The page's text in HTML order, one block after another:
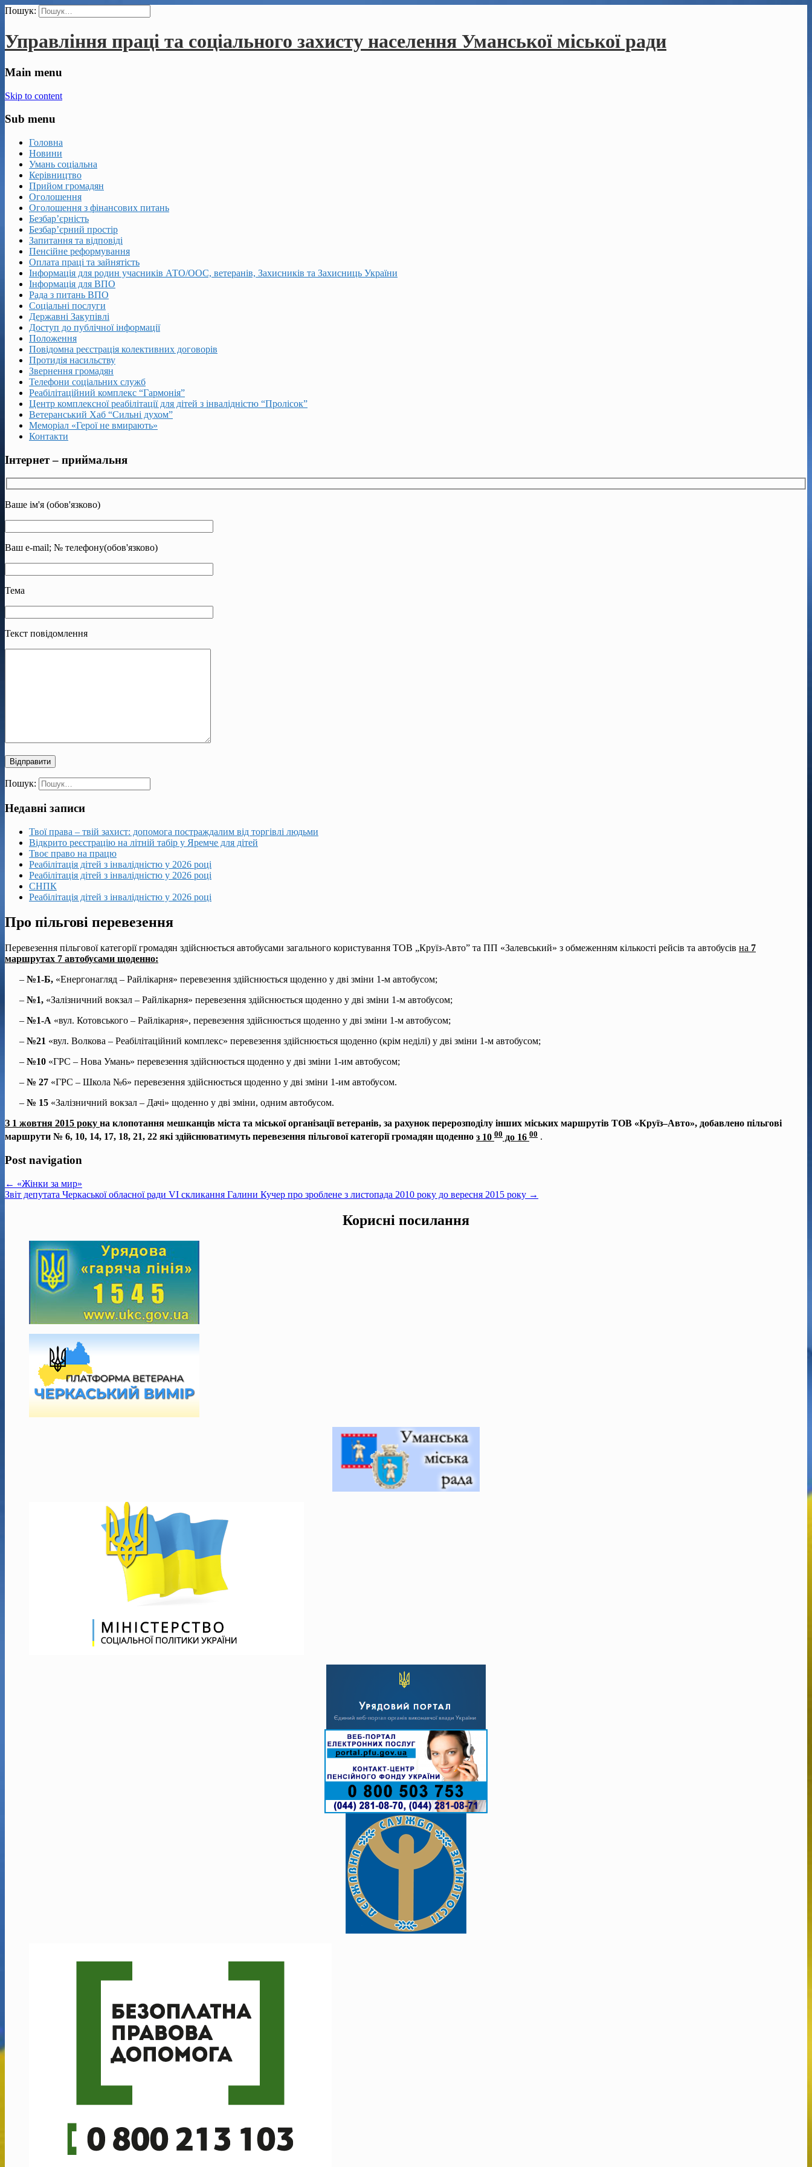
Пошук:
Управління праці та соціального захисту населення Уманської міської ради
Main menu
Skip to content
Sub menu
Головна
Новини
Умань соціальна
Керівництво
Прийом громадян
Оголошення
Оголошення з фінансових питань
Безбар’єрність
Безбар’єрний простір
Запитання та відповіді
Пенсійне реформування
Оплата праці та зайнятість
Інформація для родин учасників АТО/ООС, ветеранів, Захисників та Захисниць України
Інформація для ВПО
Рада з питань ВПО
Соціальні послуги
Державні Закупівлі
Доступ до публічної інформації
Положення
Повідомна реєстрація колективних договорів
Протидія насильству
Звернення громадян
Телефони соціальних служб
Реабілітаційний комплекс “Гармонія”
Центр комплексної реабілітації для дітей з інвалідністю “Пролісок”
Ветеранський Хаб “Сильні духом”
Меморіал «Герої не вмирають»
Контакти
Інтернет – приймальня
Ваше ім'я (обов'язково)
Ваш e-mail; № телефону(обов'язково)
Тема
Текст повідомлення
Пошук:
Недавні записи
Твої права – твій захист: допомога постраждалим від торгівлі людьми
Відкрито реєстрацію на літній табір у Яремче для дітей
Твоє право на працю
Реабілітація дітей з інвалідністю у 2026 році
Реабілітація дітей з інвалідністю у 2026 році
СНПК
Реабілітація дітей з інвалідністю у 2026 році
Про пільгові перевезення
Перевезення пільгової категорії громадян здійснюється автобусами загального користування ТОВ „Круїз-Авто” та ПП «Залевський» з обмеженням кількості рейсів та автобусів на 7
маршрутах 7 автобусами щоденно:
– №1-Б, «Енергонагляд – Райлікарня» перевезення здійснюється щоденно у дві зміни 1-м автобусом;
– №1, «Залізничний вокзал – Райлікарня» перевезення здійснюється щоденно у дві зміни 1-м автобусом;
– №1-А «вул. Котовського – Райлікарня», перевезення здійснюється щоденно у дві зміни 1-м автобусом;
– №21 «вул. Волкова – Реабілітаційний комплекс» перевезення здійснюється щоденно (крім неділі) у дві зміни 1-м автобусом;
– №10 «ГРС – Нова Умань» перевезення здійснюється щоденно у дві зміни 1-им автобусом;
– № 27 «ГРС – Школа №6» перевезення здійснюється щоденно у дві зміни 1-им автобусом.
– № 15 «Залізничний вокзал – Дачі» щоденно у дві зміни, одним автобусом.
З 1 жовтня 2015 року на клопотання мешканців міста та міської організації ветеранів, за рахунок перерозподілу інших міських маршрутів ТОВ «Круїз–Авто», добавлено пільгові
маршрути № 6, 10, 14, 17, 18, 21, 22 які здійснюватимуть перевезення пільгової категорії громадян щоденно з 10 00 до 16 00 .
Post navigation
← «Жінки за мир»
Звіт депутата Черкаської обласної ради VI скликання Галини Кучер про зроблене з листопада 2010 року до вересня 2015 року →
Корисні посилання